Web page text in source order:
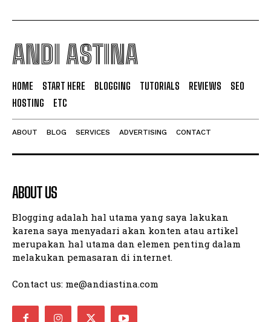
ANDI ASTINA
HOME START HERE BLOGGING TUTORIALS REVIEWS
SEO
HOSTING
ETC
ABOUT BLOG SERVICES ADVERTISING CONTACT
ABOUT US
Blogging adalah hal utama yang saya lakukan
karena saya menyadari akan konten atau artikel
merupakan hal utama dan elemen penting dalam
melakukan pemasaran di internet.
Contact us: me@andiastina.com